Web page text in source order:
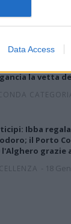
Data Access
la vetta
Ibba regala
il Porto
l'Alghero grazie
18